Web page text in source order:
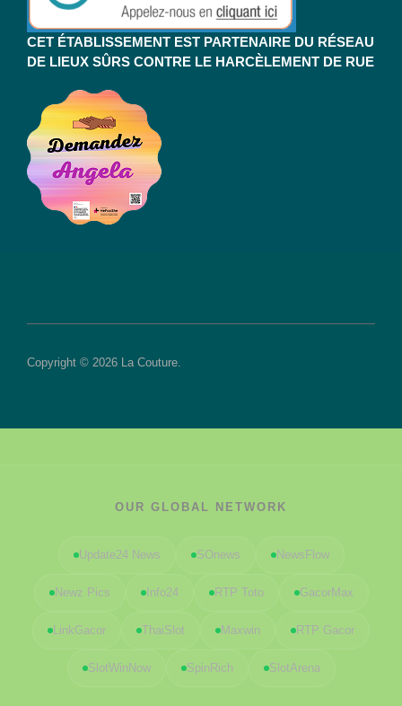
CET ÉTABLISSEMENT EST PARTENAIRE DU RÉSEAU
DE LIEUX SÛRS CONTRE LE HARCÈLEMENT DE RUE
Copyright © 2026 La Couture.
OUR GLOBAL NETWORK
Update24 News SOnews NewsFlow
Newz Pics Info24 RTP Toto GacorMax
LinkGacor ThaiSlot Maxwin RTP Gacor
SlotWinNow SpinRich SlotArena